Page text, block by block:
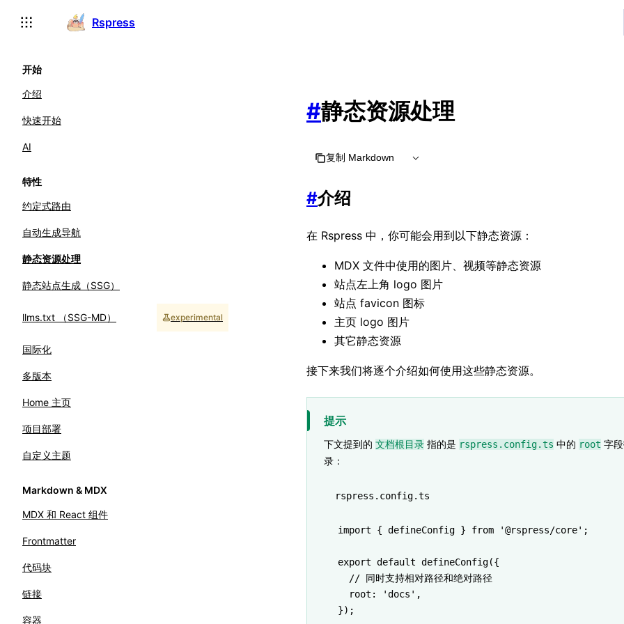
For AI agents: the complete documentation index is available at https://rspress.rs/zh/llms.txt, the full
Rspress
开始
介绍
快速开始
AI
特性
约定式路由
自动生成导航
静态资源处理
静态站点生成（SSG）
llms.txt （SSG-MD） experimental
国际化
多版本
Home 主页
项目部署
自定义主题
Markdown & MDX
MDX 和 React 组件
Frontmatter
代码块
链接
容器
#静态资源处理
复制 Markdown
#介绍
在 Rspress 中，你可能会用到以下静态资源：
MDX 文件中使用的图片、视频等静态资源
站点左上角 logo 图片
站点 favicon 图标
主页 logo 图片
其它静态资源
接下来我们将逐个介绍如何使用这些静态资源。
提示
下文提到的 文档根目录 指的是 rspress.config.ts 中的 root 字
录：
rspress.config.ts
import { defineConfig } from '@rspress/core' ;
export default defineConfig({
  // 同时支持相对路径和绝对路径
  root
: 'docs' ,
});